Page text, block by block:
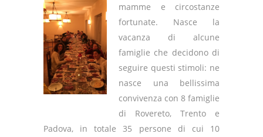
mamme e circostanze
fortunate. Nasce la
vacanza di alcune
famiglie che decidono di
seguire questi stimoli: ne
nasce una bellissima
convivenza con 8 famiglie
di Rovereto, Trento e
Padova, in totale 35 persone di cui 10